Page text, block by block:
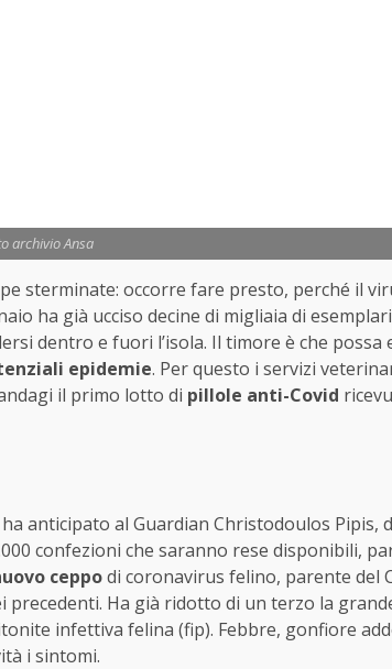
archivio Ansa
sterminate: occorre fare presto, perché il
ha già ucciso decine di migliaia di
dentro e fuori l’isola. Il timore è che possa
epidemie. Per questo i servizi
il primo lotto di pillole anti-Covid
anticipato al Guardian Christodoulos Pipis,
confezioni che saranno rese disponibili,
ceppodi coronavirus felino, parente del
Ha già ridotto di un terzo la
infettiva felina (fip). Febbre, gonfiore
i sintomi.